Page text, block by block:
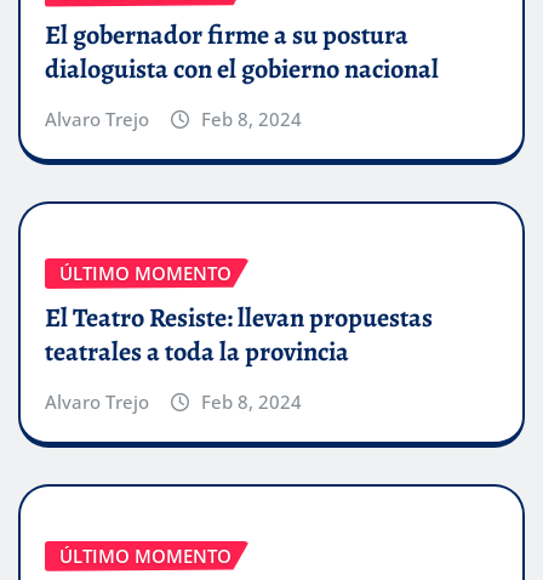
El gobernador firme a su postura
dialoguista con el gobierno nacional
Alvaro Trejo Feb 8, 2024
ÚLTIMO MOMENTO
El Teatro Resiste: llevan propuestas
teatrales a toda la provincia
Alvaro Trejo Feb 8, 2024
ÚLTIMO MOMENTO